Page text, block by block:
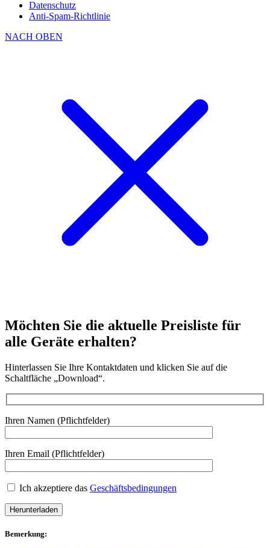
Datenschutz
Anti-Spam-Richtlinie
NACH OBEN
Möchten Sie die aktuelle Preisliste für
alle Geräte erhalten?
Hinterlassen Sie Ihre Kontaktdaten und klicken Sie auf die
Schaltfläche „Download“.
Ihren Namen (Pflichtfelder)
Ihren Email (Pflichtfelder)
Ich akzeptiere das Geschäftsbedingungen
Bemerkung: